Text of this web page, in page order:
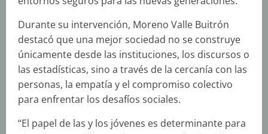
Durante su intervención, Moreno Valle Buitrón
destacó que una mejor sociedad no se construye
únicamente desde las instituciones, los discursos o
las estadísticas, sino a través de la cercanía con las
personas, la empatía y el compromiso colectivo
para enfrentar los desafíos sociales.
“El papel de las y los jóvenes es determinante para